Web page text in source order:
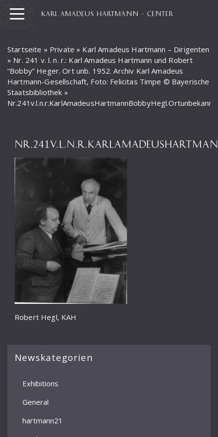
KARL AMADEUS HARTMANN – CENTER
Startseite » Private » Karl Amadeus Hartmann – Dirigenten
» Nr. 241 v. l. n. r.: Karl Amadeus Hartmann und Robert
“Bobby” Heger. Ort unb. 1952. Archiv Karl Amadeus
Hartmann-Gesellschaft, Foto: Felicitas Timpe © Bayerische
Staatsbibliothek »
Robert Hegl, KAH
Newskategorien
Exhibitions
General
hartmann21